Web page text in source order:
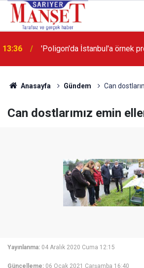
13:36 'Poligon'da İstanbul'a örnek
Anasayfa Gündem Can
Can dostlarımız emin
Yayınlanma: 04 Aralık 2020 Cuma 12:15
Güncelleme: 06 Ocak 2021 Çarşamba 16:40